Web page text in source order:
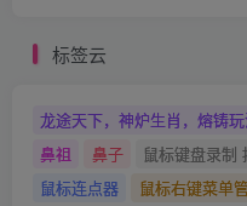
标签云
龙途天下，神炉生肖，熔铸
鼻祖
鼻子
鼠标键盘录制
鼠标连点器
鼠标右键菜单